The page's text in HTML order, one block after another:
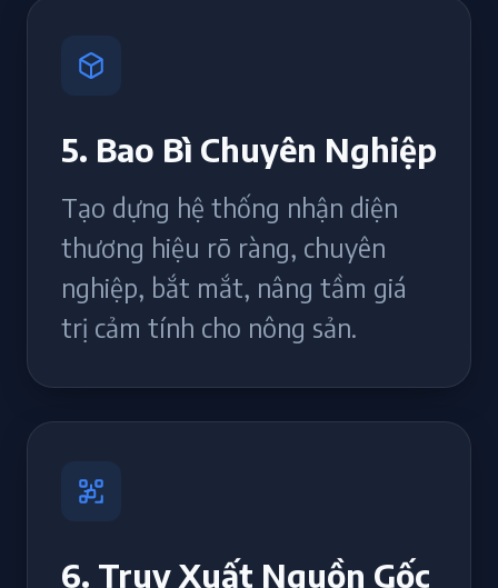
5. Bao Bì Chuyên Nghiệp
Tạo dựng hệ thống nhận diện
thương hiệu rõ ràng, chuyên
nghiệp, bắt mắt, nâng tầm giá
trị cảm tính cho nông sản.
6. Truy Xuất Nguồn Gốc